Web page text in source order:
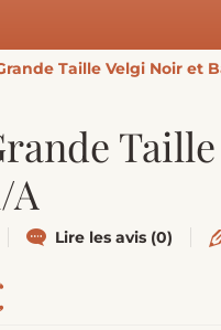
Taille Velgi Noir et
A
Lire les avis (0)